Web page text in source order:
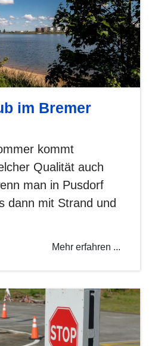
im Bremer
kommt
Qualität auch
man in Pusdorf
dann mit Strand und
Mehr erfahren ...